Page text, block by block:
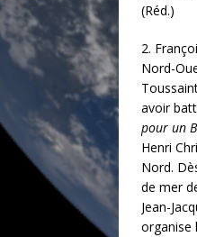
(Réd.)
2.
Nord-
avoir
pour un
Henri
Nord.
de mer
Jean-
organise